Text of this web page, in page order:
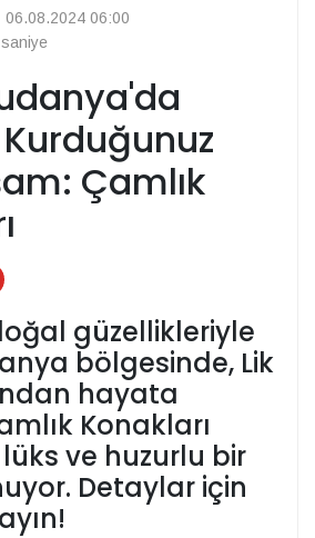
06.08.2024 06:00
Çamlık
güzellikleriyle
bölgesinde, Lik
hayata
Konakları
ve huzurlu bir
Detaylar için